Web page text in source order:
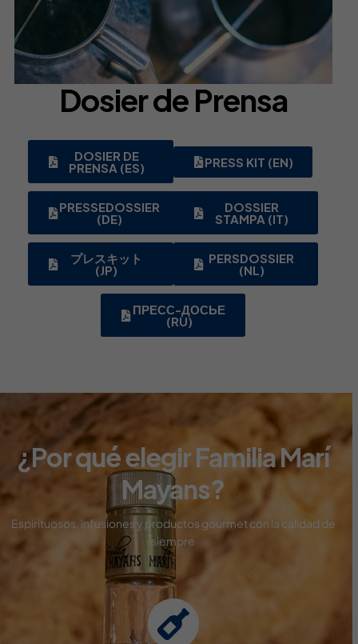
Dosier de Prensa
DOSIER DE
PRENSA (ES) PRESS KIT (EN)
PRESSEDOSSIER
(DE)
DOSSIER
STAMPA (IT)
プレスキット
(JP)
PERSDOSSIER
(NL)
ПРЕСС-ДОСЬЕ
(RU)
¿Por qué elegir Familia Marí
Mayans?
Espirituosos, infusiones y productos gourmet con la calidad de
siempre